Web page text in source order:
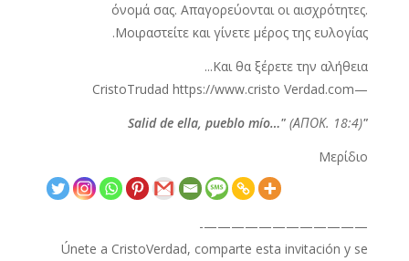
όνομά σας. Απαγορεύονται οι αισχρότητες.
Μοιραστείτε και γίνετε μέρος της ευλογίας.
Και θα ξέρετε την αλήθεια...
—CristoTrudad https://www.cristo Verdad.com
"Salid de ella, pueblo mío…"
(ΑΠΟΚ. 18:4)
Μερίδιο
————————————-
Únete a CristoVerdad, comparte esta invitación y se